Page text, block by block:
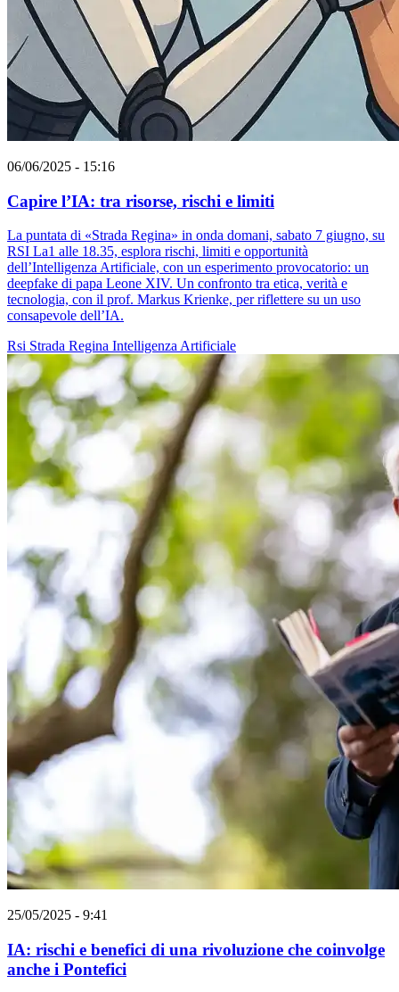
06/06/2025 - 15:16
Capire l’IA: tra risorse, rischi e limiti
La puntata di «Strada Regina» in onda domani, sabato 7 giugno, su
RSI La1 alle 18.35, esplora rischi, limiti e opportunità
dell’Intelligenza Artificiale, con un esperimento provocatorio: un
deepfake di papa Leone XIV. Un confronto tra etica, verità e
tecnologia, con il prof. Markus Krienke, per riflettere su un uso
consapevole dell’IA.
Rsi Strada Regina Intelligenza Artificiale
25/05/2025 - 9:41
IA: rischi e benefici di una rivoluzione che coinvolge
anche i Pontefici